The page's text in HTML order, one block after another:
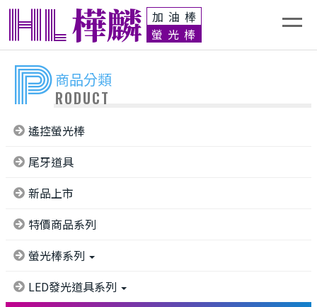
HL樺麟 加油棒
螢光棒
商品分類
PRODUCT
遙控螢光棒
尾牙道具
新品上市
特價商品系列
螢光棒系列
LED發光道具系列